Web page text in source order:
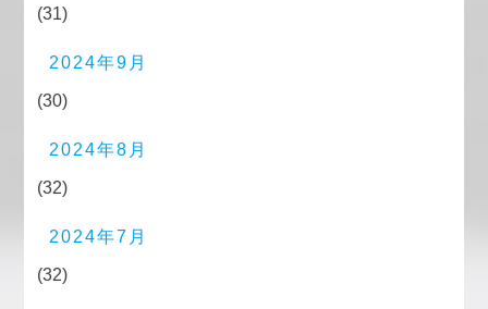
(31)
2024年9月
(30)
2024年8月
(32)
2024年7月
(32)